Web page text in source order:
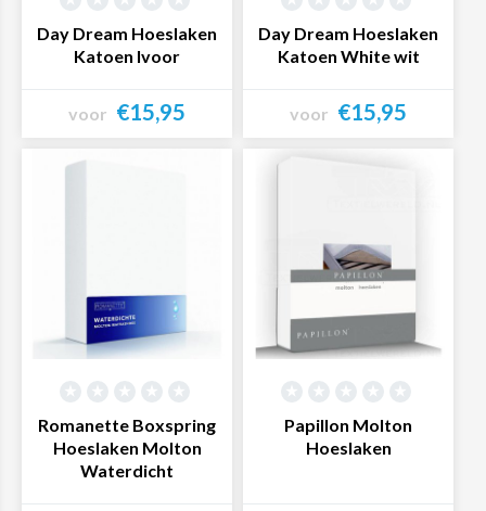
Day Dream Hoeslaken
Katoen Ivoor
voor €15,95
Bekijk product
Day Dream Hoeslaken
Katoen White wit
voor €15,95
Romanette Boxspring
Hoeslaken Molton
Waterdicht
Papillon Molton
Hoeslaken